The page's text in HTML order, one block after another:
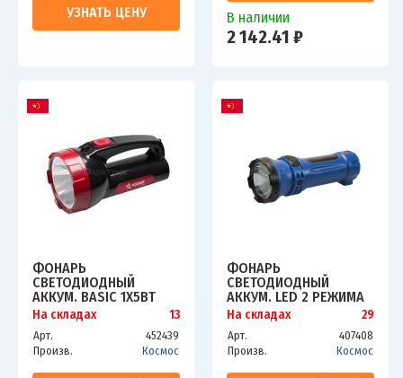
УЗНАТЬ ЦЕНУ
В наличии
2 142.41 ₽
ФОНАРЬ
СВЕТОДИОДНЫЙ
АККУМ. BASIC 1Х5ВТ
LED ЗАРЯДКА 220В
КОСМОС
KOCAC9105WLED
На складах 13
Арт.
452439
Произв.
Космос
ФОНАРЬ
СВЕТОДИОДНЫЙ
АККУМ. LED 2 РЕЖИМА
0.5ВТ 300МА.Ч ПРЯМАЯ
ЗАРЯДКА ОТ 220В
КОСМОС
На складах 29
Арт.
407408
Произв.
Космос